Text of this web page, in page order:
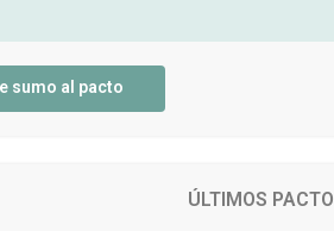
sumo al pacto
ÚLTIMOS